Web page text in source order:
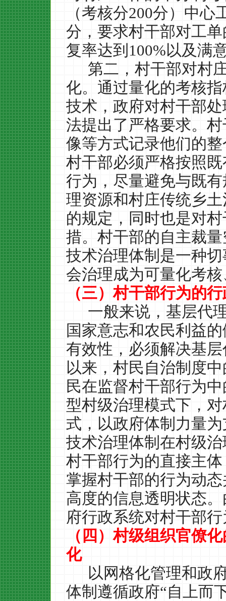
（考核分200分）中心
分，要求村干部对工
复率达到100%以及满
第二，村干部对村
化。通过量化的考核
技术，政府对村干部
法提出了严格要求。
像等方式记录他们的
村干部必须严格按照
行为，尽量避免与既
理资源和村庄传统乡
的规定，同时也是对
措。村干部的自主裁
技术治理体制是一种
会治理成为可量化考
（三）村干部行为的
一般来说，基层代
国家意志和农民利益
有效性，必须解决基
以来，村民自治制度
民在监督村干部行为
型村级治理模式下，
式，以政府体制力量
技术治理体制在村级
村干部行为的直接主
掌握村干部的行为动
高度的信息透明状态
府行政系统对村干部
（四）村级组织官僚
化
以网格化管理和政
体制遵循政府“自上而